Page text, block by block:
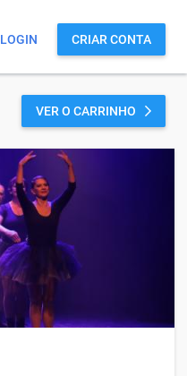
LOGIN CRIAR CONTA
VER O CARRINHO